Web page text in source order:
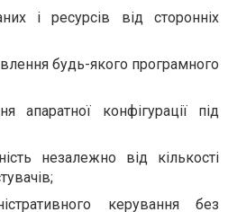
і ресурсів від сторонніх
будь-якого програмного
апаратної конфігурації під
незалежно від кількості
керування без